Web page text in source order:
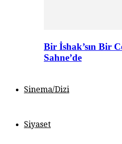
Bir İshak’sın Bir
Sahne’de
Sinema/Dizi
Siyaset